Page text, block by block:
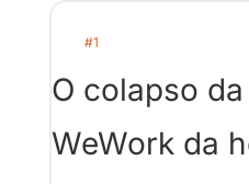
#1
O colapso
WeWork da